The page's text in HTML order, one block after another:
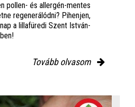
pollen- és allergén-mentes
regenerálódni? Pihenjen,
a lillafüredi Szent István-
Tovább olvasom